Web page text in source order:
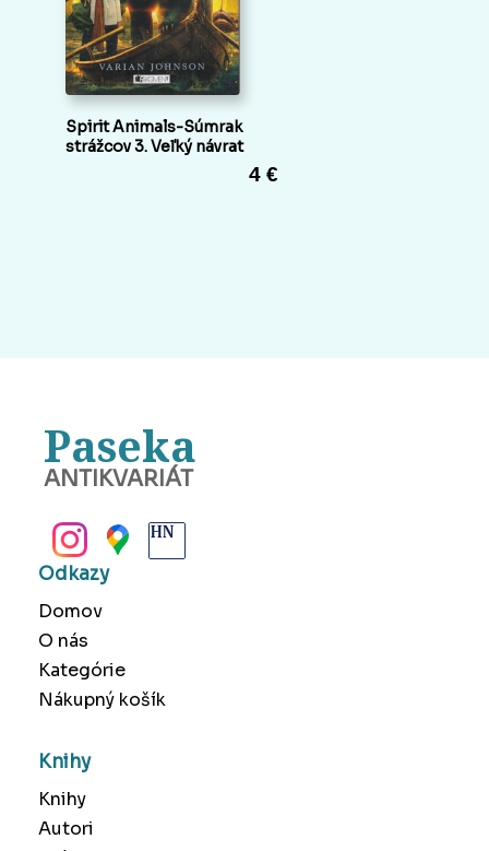
Spirit Animals-Súmrak
strážcov 3. Veľký návrat
4 €
Paseka
ANTIKVARIÁT
Odkazy
Domov
O nás
Kategórie
Nákupný košík
Knihy
Knihy
Autori